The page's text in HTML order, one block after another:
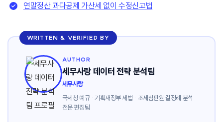
연말정산 과다공제 가산세 없이 수정신고법
WRITTEN & VERIFIED BY
AUTHOR
세무사랑 데이터 전략 분석팀
세무사랑
국세청 예규 · 기획재정부 세법 · 조세심판원 결정례 분석
전문 편집팀